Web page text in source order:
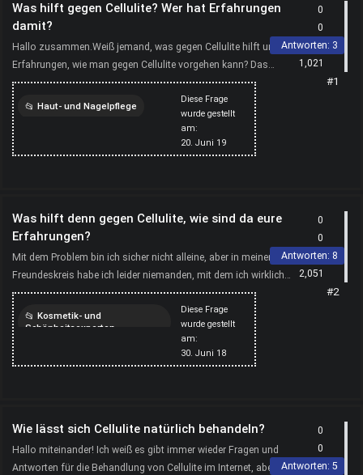
Was hilft gegen Cellulite? Wer hat Erfahrungen
damit?
Hallo zusammen.Weiß jemand, was gegen Cellulite hilft und hat
Erfahrungen, wie man gegen Cellulite vorgehen kann? Das
Problem betrifft zwar nicht mich, sondern meine Mama...
Diese Frage
wurde gestellt
am:
20. Juni 19
Haut- und Nagelpflege
erfahrungen bindegewebe
0
0
Antworten: 3
1,021
#1
Was hilft denn gegen Cellulite, wie sind da eure
Erfahrungen?
Mit dem Problem bin ich sicher nicht alleine, aber in meinem
Freundeskreis habe ich leider niemanden, mit dem ich wirklich
darüber reden kann, weil solche Gesprächsversuc...
Diese Frage
wurde gestellt
am:
30. Juni 18
Kosmetik- und
Schönheitsexperten
0
0
Antworten: 8
2,051
#2
Wie lässt sich Cellulite natürlich behandeln?
Hallo miteinander! Ich weiß es gibt immer wieder Fragen und
Antworten für die Behandlung von Cellulite im Internet, aber die
0
0
Antworten: 5